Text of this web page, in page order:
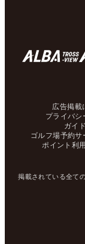
広告掲載
プライバシ
ガイ
ゴルフ場予約サ
ポイント利
掲載されている全て